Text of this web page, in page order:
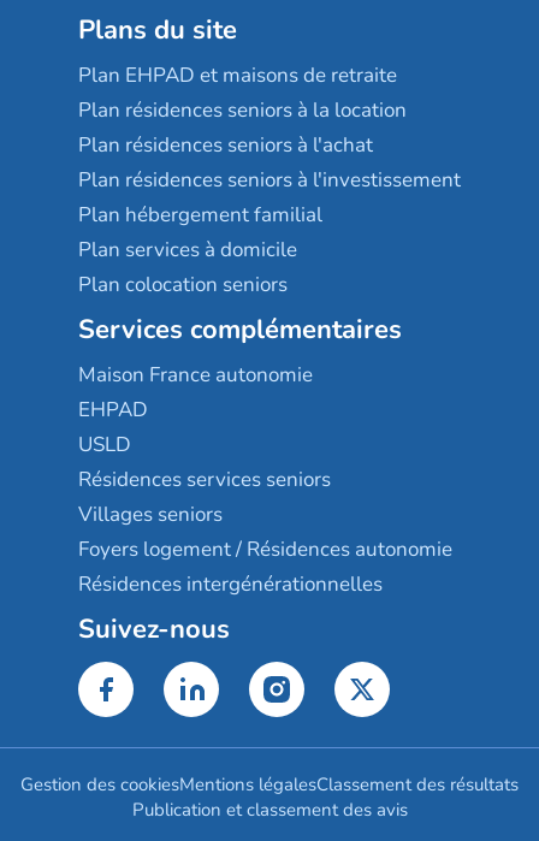
Plans du site
Plan EHPAD et maisons de retraite
Plan résidences seniors à la location
Plan résidences seniors à l'achat
Plan résidences seniors à l'investissement
Plan hébergement familial
Plan services à domicile
Plan colocation seniors
Services complémentaires
Maison France autonomie
EHPAD
USLD
Résidences services seniors
Villages seniors
Foyers logement / Résidences autonomie
Résidences intergénérationnelles
Suivez-nous
Gestion des cookiesMentions légalesClassement des résultats
Publication et classement des avis